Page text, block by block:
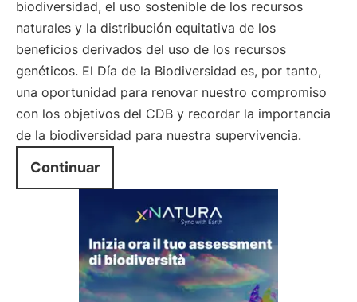
biodiversidad, el uso sostenible de los recursos
naturales y la distribución equitativa de los
beneficios derivados del uso de los recursos
genéticos. El Día de la Biodiversidad es, por tanto,
una oportunidad para renovar nuestro compromiso
con los objetivos del CDB y recordar la importancia
de la biodiversidad para nuestra supervivencia.
Continuar